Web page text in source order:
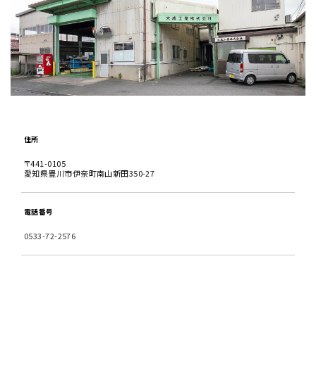
住所
〒441-0105
愛知県豊川市伊奈町南山新田350-27
電話番号
0533-72-2576